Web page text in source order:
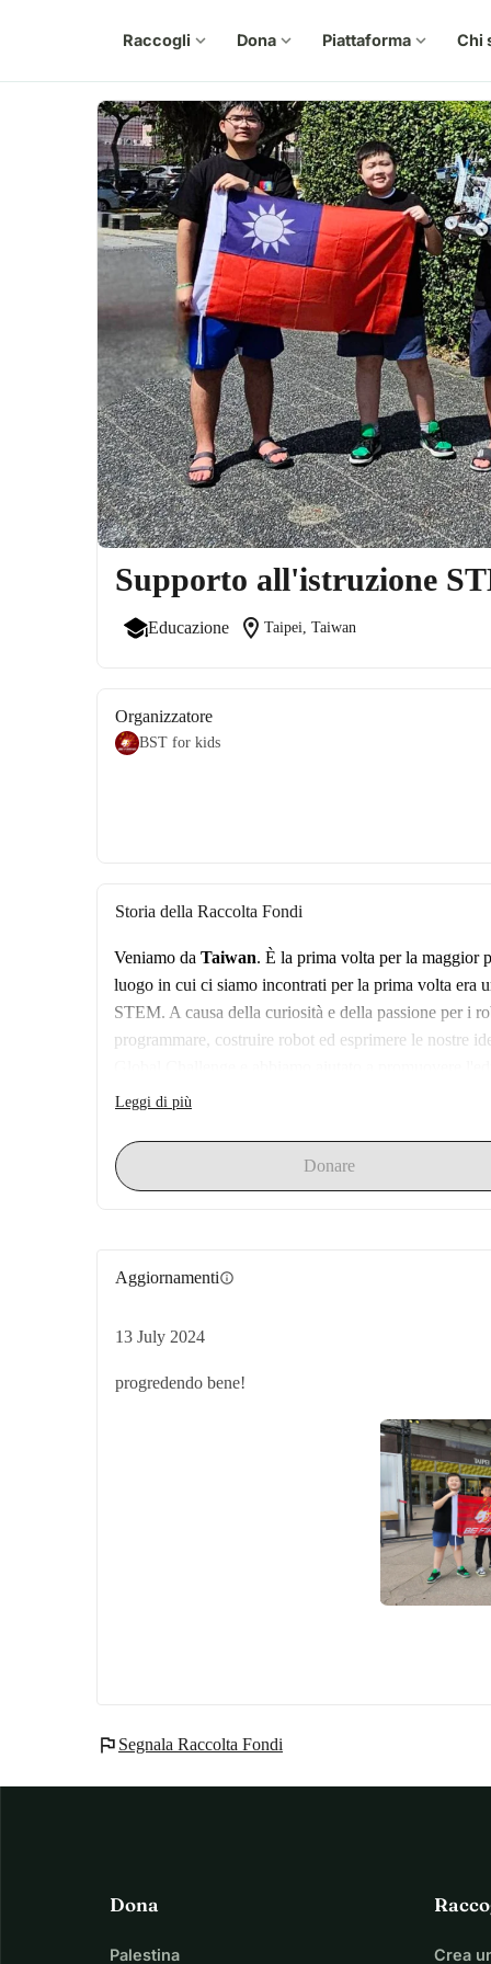
Raccogli expand_more Dona expand_more Piattaforma expand_more Chi
Supporto all'istruzione
Educazione location_on Taipei, Taiwan
Organizzatore
BST for kids
Storia della Raccolta Fondi
Veniamo da Taiwan. È la prima volta per la maggior
luogo in cui ci siamo incontrati per la prima volta era
STEM. A causa della curiosità e della passione per i
programmare, costruire robot ed esprimere le nostre
quindi vogliamo coinvolgere più persone in questo
Leggi di più
Donare
Aggiornamentiinfo
13 July 2024
progredendo bene!
flag Segnala Raccolta Fondi
Dona
Palestina Crea